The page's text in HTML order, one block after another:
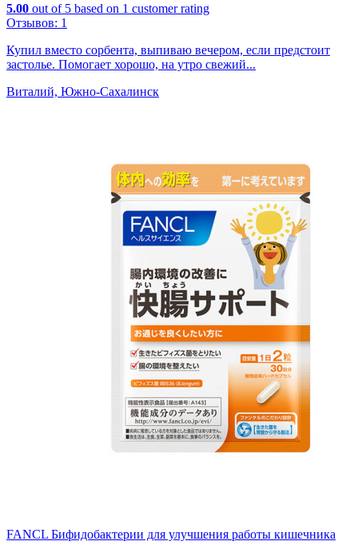
5.00 out of 5 based on 1 customer rating
Отзывов: 1
Купил вместо сорбента, выпиваю вечером, если предстоит
застолье. Помогает хорошо, на утро свежий...
Виталий, Южно-Сахалинск
FANCL Бифидобактерии для улучшения работы кишечника